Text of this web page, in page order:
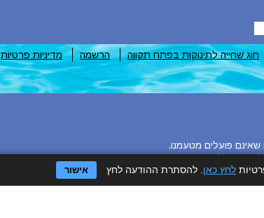
חוג שחייה לתינוקות בפתח תקווה הרשמה
מדיניות פרטיות
פועלים מטעמנו.
רלוונטיות.
בניית האתר: המסלול הירוק
לחץ כאן . להסתרת ההודעה לחץ אישור